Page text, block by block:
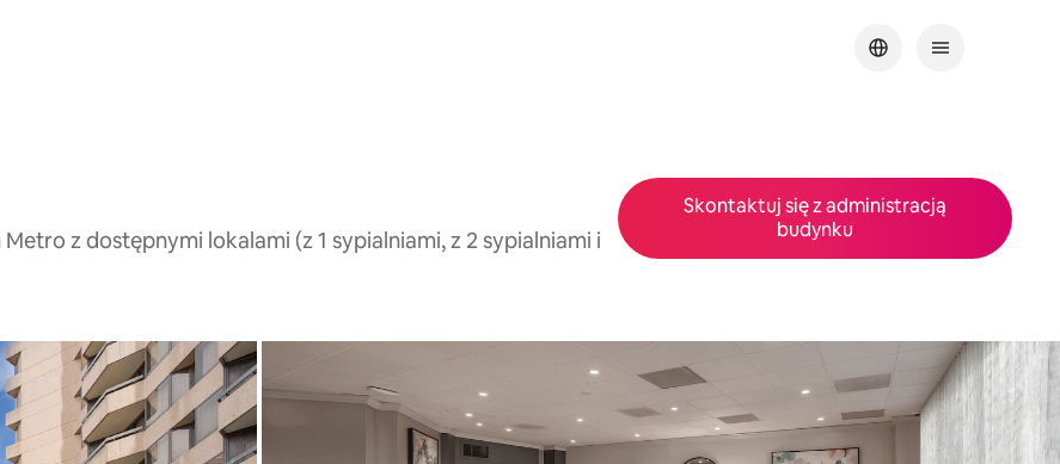
z dostępnymi lokalami (z 1 sypialniami, z 2 sypialniami i
Skontaktuj się z administracją
budynku